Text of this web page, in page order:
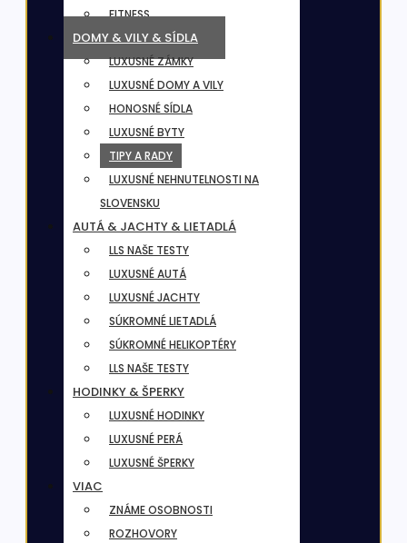
FITNESS
DOMY & VILY & SÍDLA
LUXUSNÉ ZÁMKY
LUXUSNÉ DOMY A VILY
HONOSNÉ SÍDLA
LUXUSNÉ BYTY
TIPY A RADY
LUXUSNÉ NEHNUTELNOSTI NA
SLOVENSKU
AUTÁ & JACHTY & LIETADLÁ
LLS NAŠE TESTY
LUXUSNÉ AUTÁ
LUXUSNÉ JACHTY
SÚKROMNÉ LIETADLÁ
SÚKROMNÉ HELIKOPTÉRY
LLS NAŠE TESTY
HODINKY & ŠPERKY
LUXUSNÉ HODINKY
LUXUSNÉ PERÁ
LUXUSNÉ ŠPERKY
VIAC
ZNÁME OSOBNOSTI
ROZHOVORY